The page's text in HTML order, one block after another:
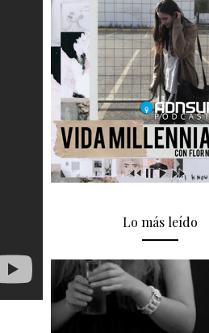
Lo más leído